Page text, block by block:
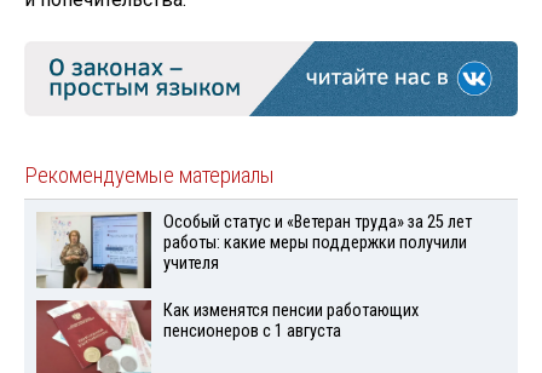
Рекомендуемые материалы
Особый статус и «Ветеран труда» за 25 лет
работы: какие меры поддержки получили
учителя
Как изменятся пенсии работающих
пенсионеров с 1 августа